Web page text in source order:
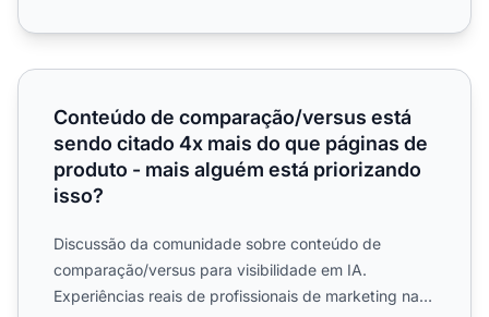
Conteúdo de comparação/versus está sendo citado 4x
Conteúdo de comparação/versus está
sendo citado 4x mais do que páginas de
produto - mais alguém está priorizando
isso?
Discussão da comunidade sobre conteúdo de
comparação/versus para visibilidade em IA.
Experiências reais de profissionais de marketing na